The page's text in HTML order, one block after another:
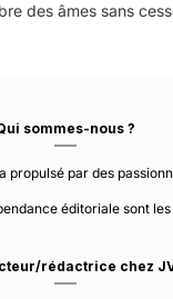
des âmes sans
sommes-nous ?
propulsé par des
éditoriale sont
rédactrice chez